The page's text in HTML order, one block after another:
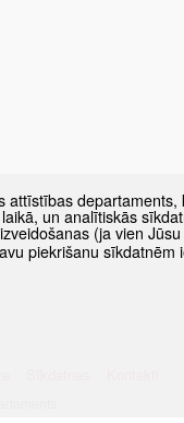
un analītiskās
(ja vien
piekrišanu sīkdatnēm